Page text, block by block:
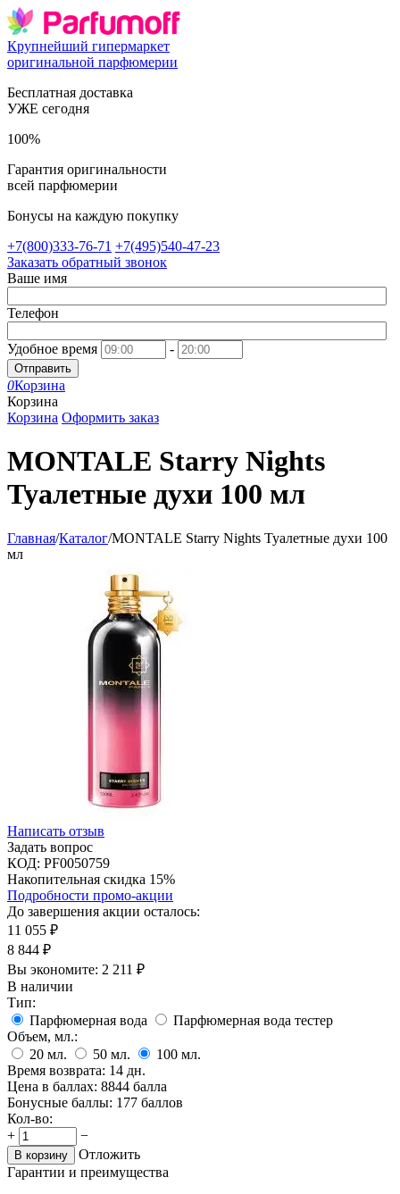
Крупнейший гипермаркет
оригинальной парфюмерии
Бесплатная доставка
УЖЕ сегодня
100%
Гарантия оригинальности
всей парфюмерии
Бонусы на каждую покупку
+7(800)333-76-71 +7(495)540-47-23
Заказать обратный звонок
Ваше имя
Телефон
Удобное время -
Отправить
0Корзина
Корзина
Корзина Оформить заказ
MONTALE Starry Nights
Туалетные духи 100 мл
Главная/Каталог/MONTALE Starry Nights Туалетные духи 100
мл
Написать отзыв
Задать вопрос
КОД: PF0050759
Накопительная скидка 15%
Подробности промо-акции
До завершения акции осталось:
11 055 ₽
8 844 ₽
Вы экономите: 2 211 ₽
В наличии
Тип:
Парфюмерная вода
Парфюмерная вода тестер
Объем, мл.:
20 мл. 50 мл. 100 мл.
Время возврата: 14 дн.
Цена в баллах: 8844 балла
Бонусные баллы: 177 баллов
Кол-во:
+
−
В корзину
Отложить
Гарантии и преимущества